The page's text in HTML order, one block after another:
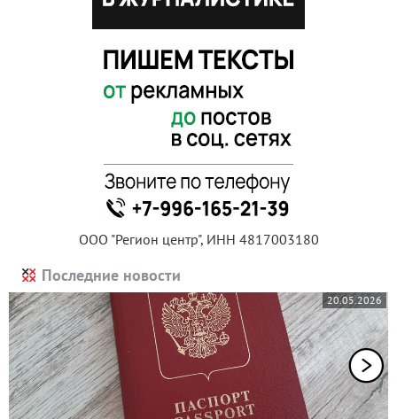
ООО "Регион центр", ИНН 4817003180
Последние новости
20.05.2026